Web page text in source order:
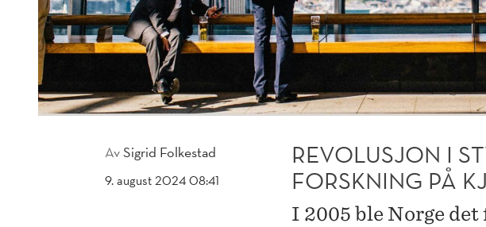
AvSigrid Folkestad
9. august 2024 08:41
REVOLUSJON I
FORSKNING PÅ
I 2005 ble Norge